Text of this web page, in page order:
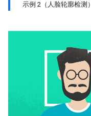
示例 2（人脸轮廓检测）